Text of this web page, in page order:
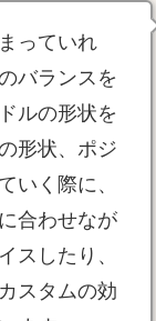
っていれ
バランスを
ルの形状を
形状、ポジ
いく際に、
合わせなが
スしたり、
スタムの効